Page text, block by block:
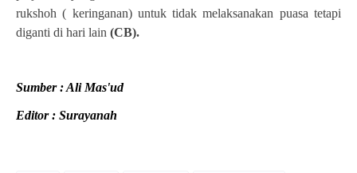
rukshoh ( keringanan) untuk tidak melaksanakan puasa tetapi
diganti di hari lain (CB).
Sumber : Ali Mas'ud
Editor : Surayanah